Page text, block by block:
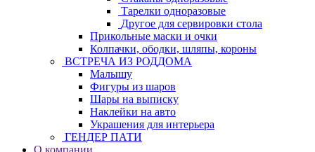
Тарелки одноразовые
Другое для сервировки стола
Прикольные маски и очки
Колпачки, ободки, шляпы, короны
ВСТРЕЧА ИЗ РОДДОМА
Малышу
Фигуры из шаров
Шары на выписку
Наклейки на авто
Украшения для интерьера
ГЕНДЕР ПАТИ
О компании